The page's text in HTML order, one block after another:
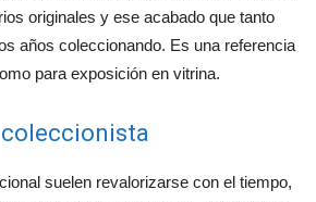
originales y ese acabado que tanto
años coleccionando. Es una referencia
para exposición en vitrina.
suelen revalorizarse con el tiempo,